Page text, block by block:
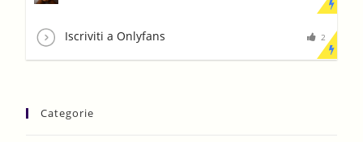
Iscriviti a Onlyfans 2
Categorie